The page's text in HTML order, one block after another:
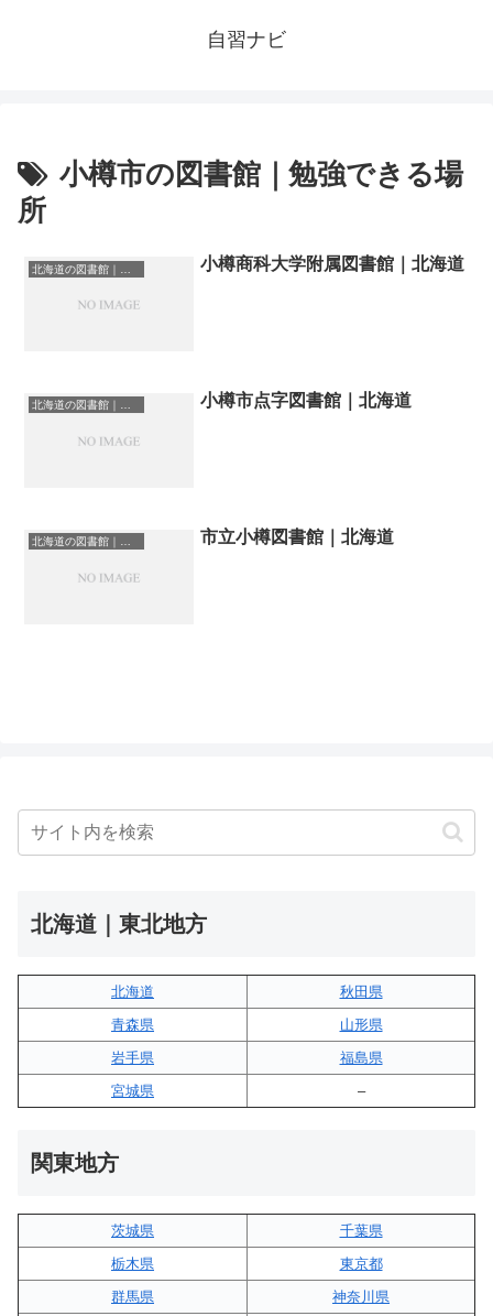
自習ナビ
小樽市の図書館｜勉強できる場
所
小樽商科大学附属図書館｜北海道
北海道の図書館｜勉強できる場所 小樽市点字図書館｜北海道
市立小樽図書館｜北海道
北海道｜東北地方
北海道
秋田県
青森県
山形県
岩手県
福島県
宮城県
–
関東地方
茨城県
千葉県
栃木県
東京都
群馬県
神奈川県